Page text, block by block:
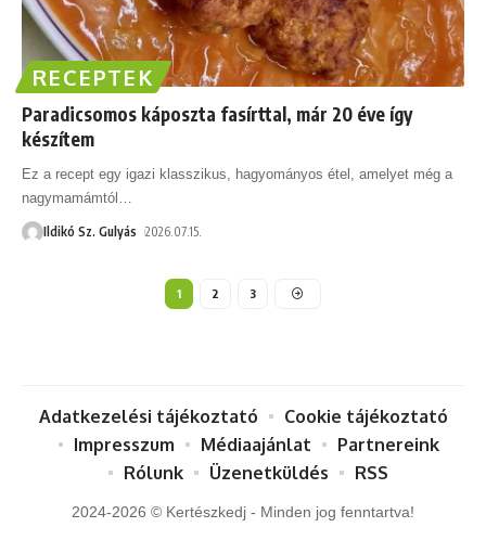
RECEPTEK
Paradicsomos káposzta fasírttal, már 20 éve így
készítem
Ez a recept egy igazi klasszikus, hagyományos étel, amelyet még a
nagymamámtól
Ildikó Sz. Gulyás 2026.07.15.
1 2 3
2024-2026 © Kertészkedj - Minden jog fenntartva!
Adatkezelési tájékoztató
Cookie tájékoztató
Impresszum
Médiaajánlat
Partnereink
Rólunk
Üzenetküldés RSS